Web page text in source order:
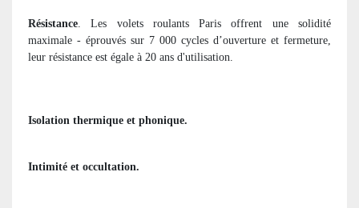
Résistance . Les volets roulants Paris offrent une solidité
maximale - éprouvés sur 7 000 cycles d’ouverture et fermeture,
leur résistance est égale à 20 ans d'utilisation.
Isolation thermique et phonique.
Intimité et occultation.